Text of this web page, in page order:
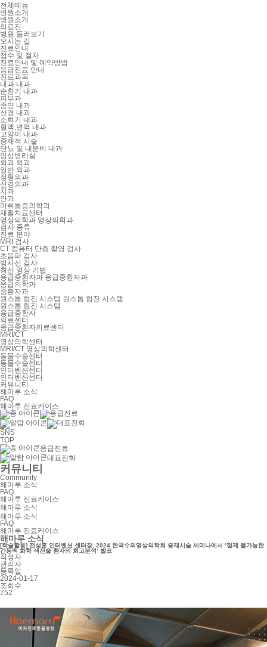
전체메뉴
병원소개
병원소개
의료진
병원 둘러보기
오시는 길
진료안내
접수 및 절차
진료안내 및 예약방법
응급진료 안내
진료과목
내과 내과
순환기 내과
피부과
종양 내과
신경 내과
소화기 내과
혈액,면역 내과
고양이 내과
중재적 시술
당뇨 및 내분비 내과
임상병리실
외과 외과
일반 외과
정형외과
신경외과
치과
안과
마취통증의학과
재활치료센터
영상의학과 영상의학과
검사 종류
진료 분야
MRI 검사
CT 컴퓨터 단층 촬영 검사
초음파 검사
방사선 검사
최신 영상 기법
응급중환자과 응급중환자과
응급의학과
중환자과
원스톱 협진 시스템 원스톱 협진 시스템
원스톱 협진 시스템
응급중환자
의료센터
응급중환자의료센터
MRI/CT
영상의학센터
MRI/CT 영상의학센터
동물수술센터
동물수술센터
인터벤션센터
인터벤션센터
커뮤니티
해마루 소식
FAQ
해마루 진료케이스
SNS
TOP
응급진료
대표전화
커뮤니티
Community
해마루 소식
FAQ
해마루 진료케이스
해마루 소식
해마루 소식
FAQ
해마루 진료케이스
해마루 소식
[학술활동] 전성훈 인터벤션 센터장, 2024 한국수의영상의학회 중재시술 세미나에서 ‘절제 불가능한
간동맥 화학 색전술 환자의 회고분석‘ 발표
작성자
관리자
등록일
2024-01-17
조회수
752